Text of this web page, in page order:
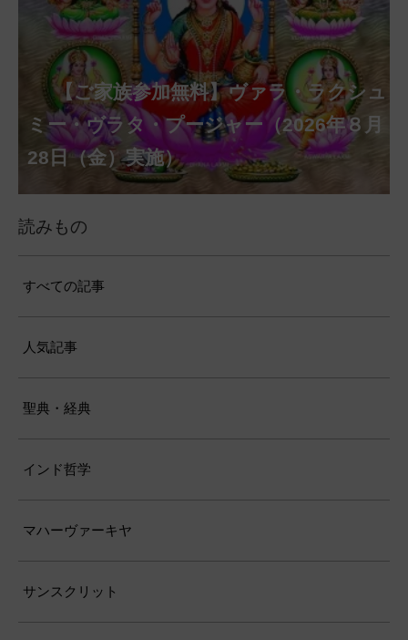
【ご家族参加無料】アーディ・アマー
ヴァシャー・プージャー（2026年８月12
日（水）実施）
【ご家族参加無料】ラクシュミー・ク
ベーラ・マンスリー・プージャー（2026
年８月12日（水）実施）
【ご家族参加無料】ナーガ・パンチャ
ミー・プージャー（2026年８月17日
（月）実施）
【ご家族参加無料】ヴァラ・ラクシュ
ミー・ヴラタ・プージャー（2026年８月
28日（金）実施）
【ご家族参加無料】サンカタハラ・チ
ャトゥルティー・プージャー（2026年８
月31日（月）実施）
【ご家族参加無料】クリシュナ・ジャヤ
ンティー・プージャー（2026年９月４日
（金）実施）
【ご家族参加無料】ガネーシャ・チャ
トゥルティー・プージャー（2026年９月
14日（月）実施）
【ご家族参加無料】マハーラクシュミ
ー・ヴラタ・プージャー（2026年９月19
日（土）実施）
第220回グループ・ホーマ（ナーガ・
パンチャミー、2026年８月17日（月）実
施）
第221回グループ・ホーマ（ガーヤト
リー・ジャヤンティー、2026年８月28日
（金）実施）
アンナダーナ・プロジェクト（食事の奉
仕）
ポストコロナ福祉活動支援募金
読みもの
すべての記事
人気記事
聖典・経典
インド哲学
マハーヴァーキヤ
サンスクリット